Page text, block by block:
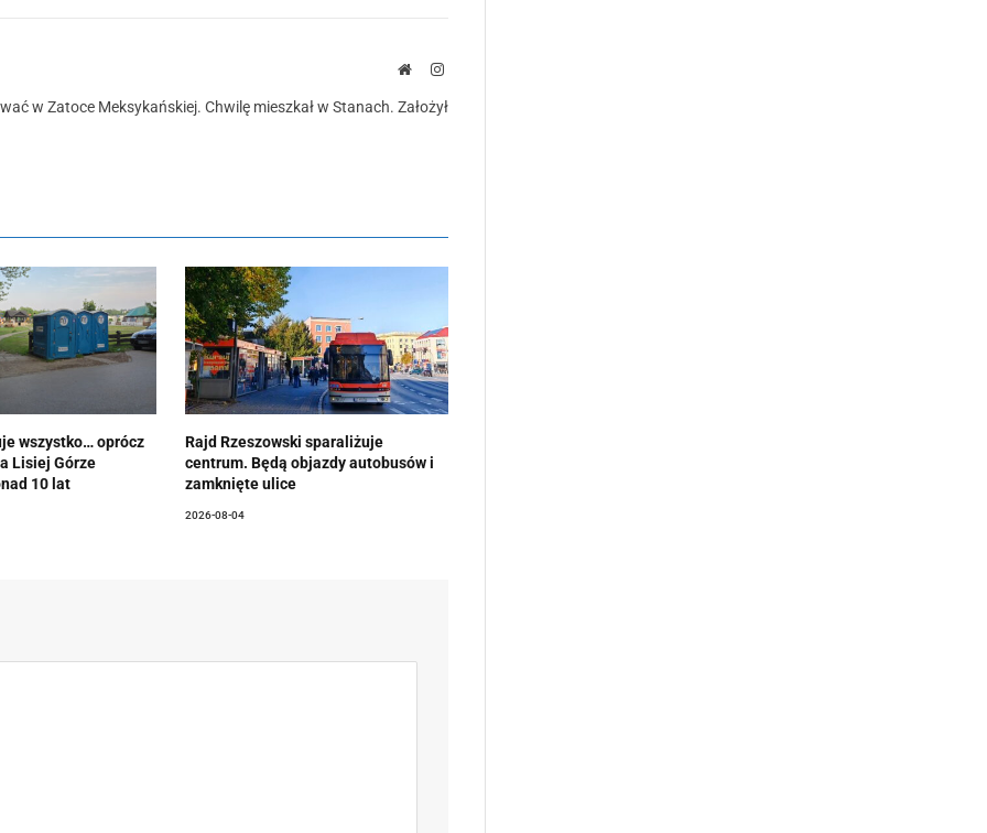
StronaInstagram
w Zatoce Meksykańskiej. Chwilę mieszkał w Stanach. Założył
wszystko… oprócz
Lisiej Górze
10 lat
Rajd Rzeszowski sparaliżuje
centrum. Będą objazdy autobusów i
zamknięte ulice
2026-08-04